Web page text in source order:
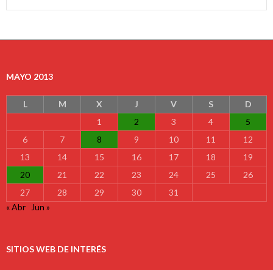
MAYO 2013
L M X J V S
D
1
2 3 4
5
6
7 8 9 10 11
12
13
14 15 16 17 18
19
20
21 22 23 24 25
26
27
28 29 30
31
« Abr
Jun »
SITIOS WEB DE INTERÉS